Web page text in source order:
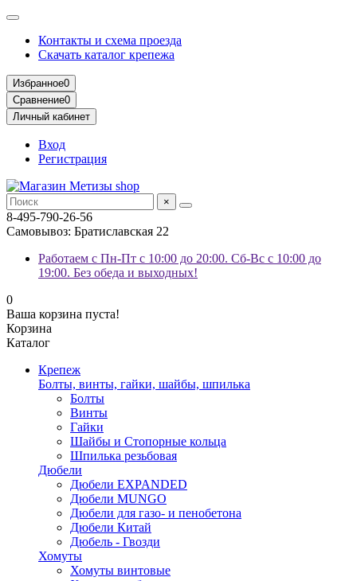
Контакты и схема проезда
Скачать каталог крепежа
Избранное0
Сравнение0
Личный кабинет
Вход
Регистрация
×
8-495-790-26-56
Самовывоз: Братиславская 22
Работаем с Пн-Пт с 10:00 до 20:00. Сб-Вс с 10:00 до
19:00. Без обеда и выходных!
0
Ваша корзина пуста!
Корзина
Каталог
Крепеж
Болты, винты, гайки, шайбы, шпилька
Болты
Винты
Гайки
Шайбы и Стопорные кольца
Шпилька резьбовая
Дюбели
Дюбели EXPANDED
Дюбели MUNGO
Дюбели для газо- и пенобетона
Дюбели Китай
Дюбель - Гвозди
Хомуты
Хомуты винтовые